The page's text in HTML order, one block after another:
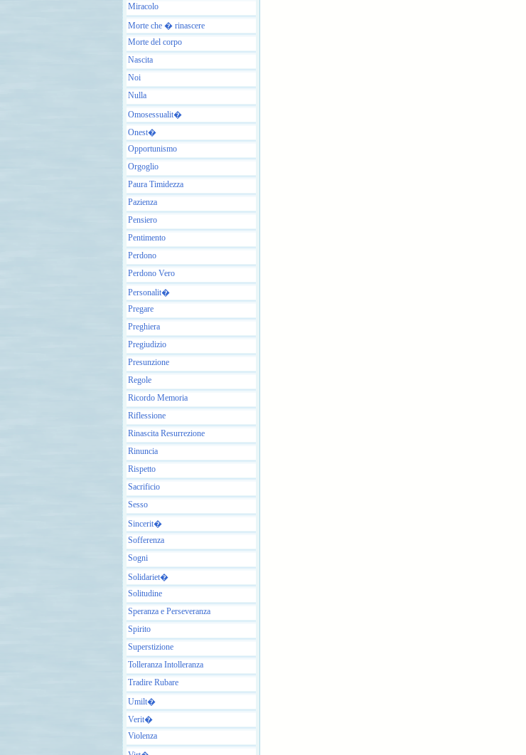
Miracolo
Morte che � rinascere
Morte del corpo
Nascita
Noi
Nulla
Omosessualit�
Onest�
Opportunismo
Orgoglio
Paura Timidezza
Pazienza
Pensiero
Pentimento
Perdono
Perdono Vero
Personalit�
Pregare
Preghiera
Pregiudizio
Presunzione
Regole
Ricordo Memoria
Riflessione
Rinascita Resurrezione
Rinuncia
Rispetto
Sacrificio
Sesso
Sincerit�
Sofferenza
Sogni
Solidariet�
Solitudine
Speranza e Perseveranza
Spirito
Superstizione
Tolleranza Intolleranza
Tradire Rubare
Umilt�
Verit�
Violenza